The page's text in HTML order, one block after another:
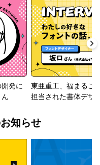
発に
東亜重工、福まるご
担当された書体デザ
知らせ